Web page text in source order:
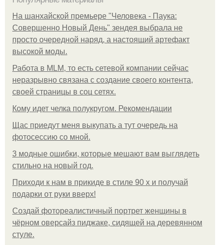
На шанхайской премьере "Человека - Паука:
Совершенно Новый День" зендея выбрала не
просто очередной наряд, а настоящий артефакт
высокой моды.
Работа в MLM, то есть сетевой компании сейчас
неразрывно связана с создание своего контента,
своей страницы в соц сетях.
Кому идет челка полукругом. Рекомендации
Щас приедут меня выкупать а тут очередь на
фотосессию со мной.
3 модные ошибки, которые мешают вам выглядеть
стильно на новый год.
Приходи к нам в прикиде в стиле 90 х и получай
подарки от руки вверх!
Создай фотореалистичный портрет женщины в
чёрном оверсайз пиджаке, сидящей на деревянном
стуле.